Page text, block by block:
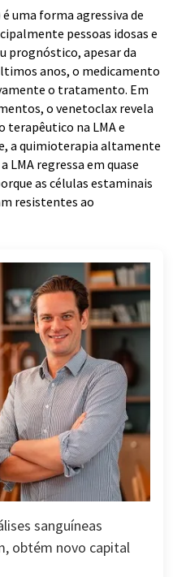
uma forma agressiva de
pessoas idosas e
prognóstico, apesar da
anos, o medicamento
o tratamento. Em
o venetoclax revela
terapêutico na LMA e
a quimioterapia altamente
regressa em quase
as células estaminais
resistentes ao
sanguíneas
obtém novo capital